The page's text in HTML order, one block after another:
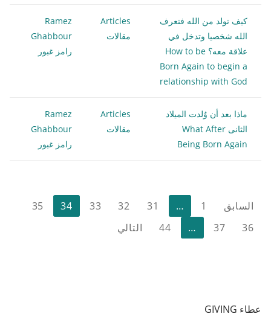
كيف تولد من الله فتعرف
الله شخصيا وتدخل في
علاقة معه؟ How to be
Born Again to begin a
relationship with God
Articles
مقالات
Ramez
Ghabbour
رامز غبور
ماذا بعد أن وٌلدت الميلاد
الثانى What After
Being Born Again
Articles
مقالات
Ramez
Ghabbour
رامز غبور
تعدد
صفحات
السابق 1
…
31
32
33
34
35
36
37
…
44 التالي
عطاء GIVING